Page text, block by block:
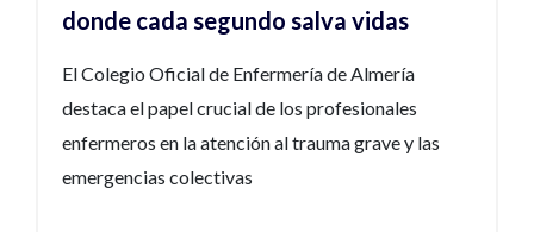
donde cada segundo salva vidas
El Colegio Oficial de Enfermería de Almería
destaca el papel crucial de los profesionales
enfermeros en la atención al trauma grave y las
emergencias colectivas